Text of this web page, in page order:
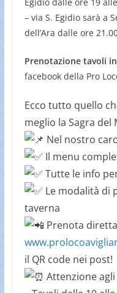
– ⁠via S. Egidio sarà a
dell’Ara dalle ore
Prenotazione tavoli
facebook della Pro
Ecco tutto quello
meglio la Sagra del
Nel nostro
Il menu
Tutte le info
Le modalità di
taverna
Prenota
il QR code nei post!
Attenzione